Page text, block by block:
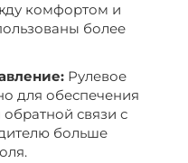
комфортом и
более
Рулевое
для обеспечения
связи с
больше